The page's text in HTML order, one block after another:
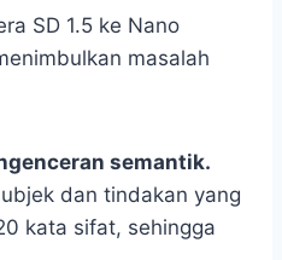
SD 1.5 ke Nano
masalah
semantik.
dan tindakan yang
kata sifat, sehingga